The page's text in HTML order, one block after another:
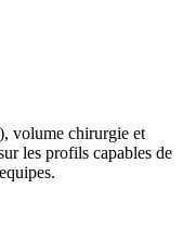
volume chirurgie et
les profils capables de